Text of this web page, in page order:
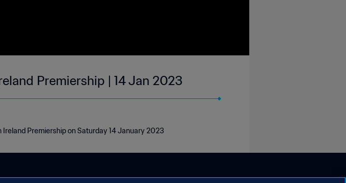
Premiership | 14 Jan 2023
Premiership on Saturday 14 January 2023